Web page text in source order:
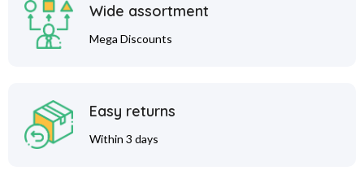
Wide assortment
Mega Discounts
Easy returns
Within 3 days